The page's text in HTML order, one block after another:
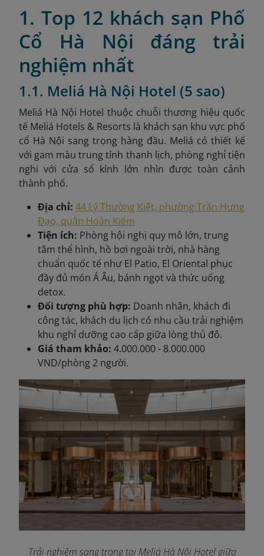
1. Top 12 khách sạn Phố
Cổ Hà Nội đáng trải
nghiệm nhất
1.1. Meliá Hà Nội Hotel (5 sao)
Meliá Hà Nội Hotel thuộc chuỗi thương hiệu quốc
tế Meliá Hotels & Resorts là khách sạn khu vực phố
cổ Hà Nội sang trọng hàng đầu. Meliá có thiết kế
với gam màu trung tính thanh lịch, phòng nghỉ tiện
nghi với cửa sổ kính lớn nhìn được toàn cảnh
thành phố.
Địa chỉ: 44 Lý Thường Kiệt, phường Trần Hưng
Đạo, quận Hoàn Kiếm
Tiện ích: Phòng hội nghị quy mô lớn, trung
tâm thể hình, hồ bơi ngoài trời, nhà hàng
chuẩn quốc tế như El Patio, El Oriental phục
đầy đủ món Á Âu, bánh ngọt và thức uống
detox.
Đối tượng phù hợp: Doanh nhân, khách đi
công tác, khách du lịch có nhu cầu trải nghiệm
khu nghỉ dưỡng cao cấp giữa lòng thủ đô.
Giá tham khảo: 4.000.000 - 8.000.000
VND/phòng 2 người.
Trải nghiệm sang trọng tại Meliá Hà Nội Hotel giữa